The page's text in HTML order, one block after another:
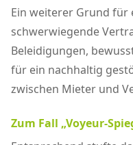
Ein weiterer Grund für
schwerwiegende
Beleidigungen,
für ein nachhaltig
zwischen Mieter und
Zum Fall „Voyeur-